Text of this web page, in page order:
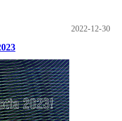
2022-12-30